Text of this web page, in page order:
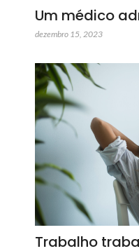
Um médico
dezembro 15, 2023
Trabalho